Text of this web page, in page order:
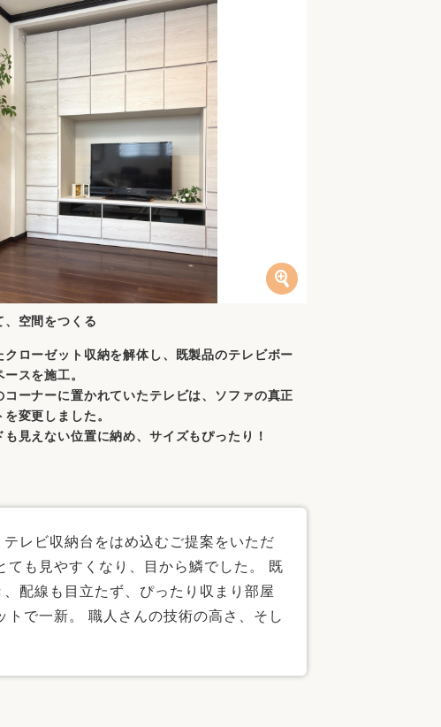
、空間をつくる
クローゼット収納を解体し、既製品のテレビボー
スを施工。
コーナーに置かれていたテレビは、ソファの真正
変更しました。
見えない位置に納め、サイズもぴったり！
レビ収納台をはめ込むご提案をいただ
ても見やすくなり、目から鱗でした。 既
配線も目立たず、ぴったり収まり部屋
トで一新。 職人さんの技術の高さ、そし